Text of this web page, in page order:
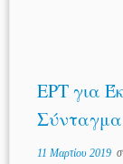
ΕΡΤ για
Σύνταγμα
11 Μαρτίου 2019